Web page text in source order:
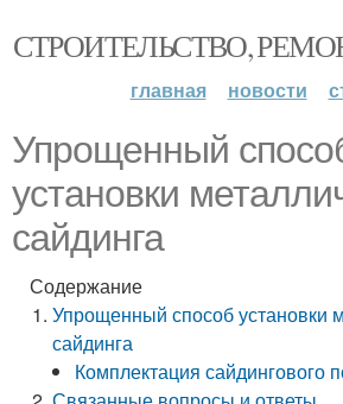
СТРОИТЕЛЬСТВО,
главная новости
Упрощенный
установки
сайдинга
Содержание
Упрощенный способ установки
сайдинга
Комплектация сайдингового